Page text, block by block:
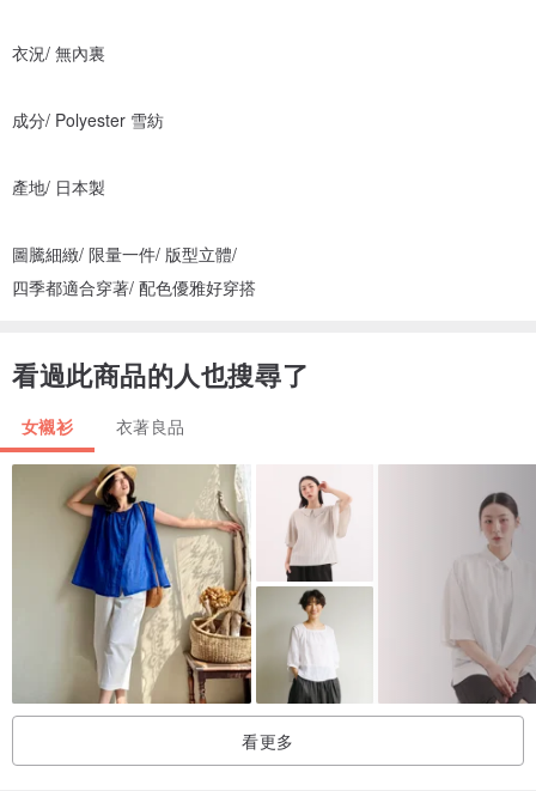
衣況/ 無內裏
成分/ Polyester 雪紡
產地/ 日本製
圖騰細緻/ 限量一件/ 版型立體/
四季都適合穿著/ 配色優雅好穿搭
看過此商品的人也搜尋了
女襯衫 衣著良品
看更多